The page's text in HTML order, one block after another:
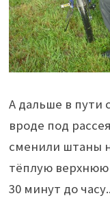
А дальше в пути
вроде под
сменили штаны
тёплую верхнюю
30 минут до